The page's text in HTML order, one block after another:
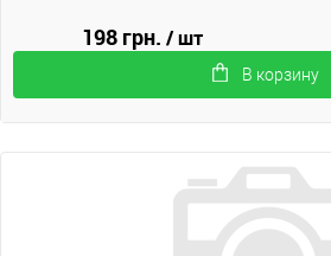
198 грн./ шт
В корзину